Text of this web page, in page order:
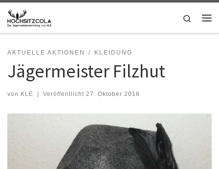
Zum Inhalt springen
Search
AKTUELLE AKTIONEN KLEIDUNG
Jägermeister Filzhut
von KLE Veröffentlicht 27. Oktober 2016